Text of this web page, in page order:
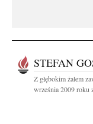
STEFAN
Z głębokim żalem
września 2009 roku